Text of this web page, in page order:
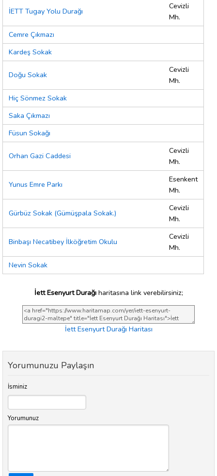
İETT Tugay Yolu Durağı
Cevizli
Mh.
Cemre Çıkmazı
Kardeş Sokak
Doğu Sokak
Cevizli
Mh.
Hiç Sönmez Sokak
Saka Çıkmazı
Füsun Sokağı
Orhan Gazi Caddesi
Cevizli
Mh.
Yunus Emre Parkı
Esenkent
Mh.
Gürbüz Sokak (Gümüşpala Sokak.)
Cevizli
Mh.
Binbaşı Necatibey İlköğretim Okulu
Cevizli
Mh.
Nevin Sokak
İett Esenyurt Durağıharitasına link verebilirsiniz;
İett Esenyurt Durağı Haritası
Yorumunuzu Paylaşın
İsminiz
Yorumunuz